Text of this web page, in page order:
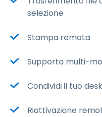
selezione
Stampa remota
Supporto multi-
Condividi il tuo
Riattivazione